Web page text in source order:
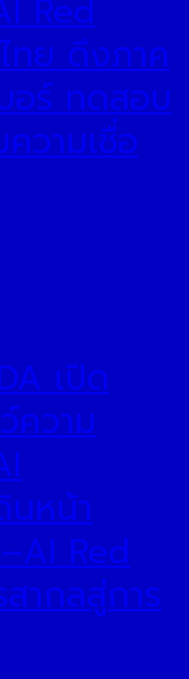
Red
ทย ดึงภาค
บอร์ ทดสอบ
วามเชื่อ
เปิด
ความ
นหน้า
Red
ากลสู่การ